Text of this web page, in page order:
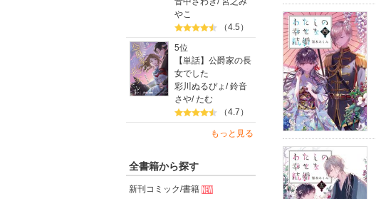
やこ
（4.5）
5位
【単話】公爵家の長
女でした
彩川ぬるぴょ /鈴音
さや/たむ
（4.7）
もっと見る
全書籍から探す
新刊コミック/書籍